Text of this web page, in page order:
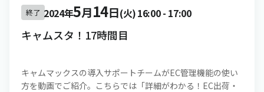
終了 2024年5月14日(火)16:00- 17:00
キャムスタ！17時間目
キャムマックスの導入サポートチームがEC管理機能の使い
方を動画でご紹介。こちらでは「詳細がわかる！EC出荷・